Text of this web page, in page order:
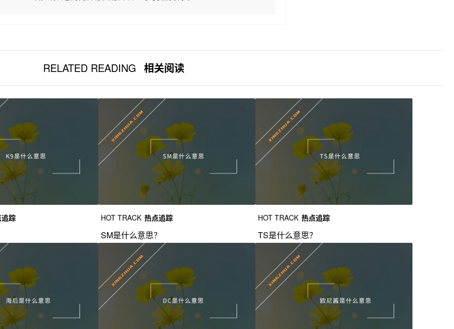
RELATED READING 相关阅读
踪 HOT TRACK 热点追踪
SM是什么意思？
HOT TRACK 热点追踪
TS是什么意思？